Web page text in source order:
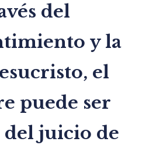
del
y la
el
puede ser
juicio de